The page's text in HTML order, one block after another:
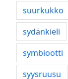
suurkukko
sydänkieli
symbiootti
syysruusu